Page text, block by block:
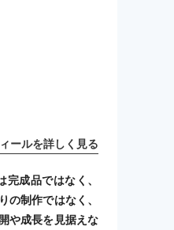
ールを詳しく見る
成品ではなく、
制作ではなく、
や成長を見据えな